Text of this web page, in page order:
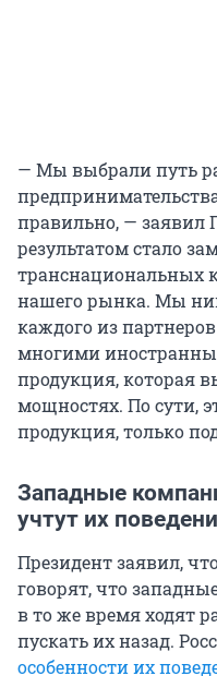
— Мы выбрали путь
правильно, —
результатом стало
транснациональных
нашего рынка. Мы
каждого из
многими
продукция, которая
мощностях. По сути,
продукция, только
Западные
учтут их
Президент заявил,
говорят, что
в то же время ходят
пускать их назад.
особенности их